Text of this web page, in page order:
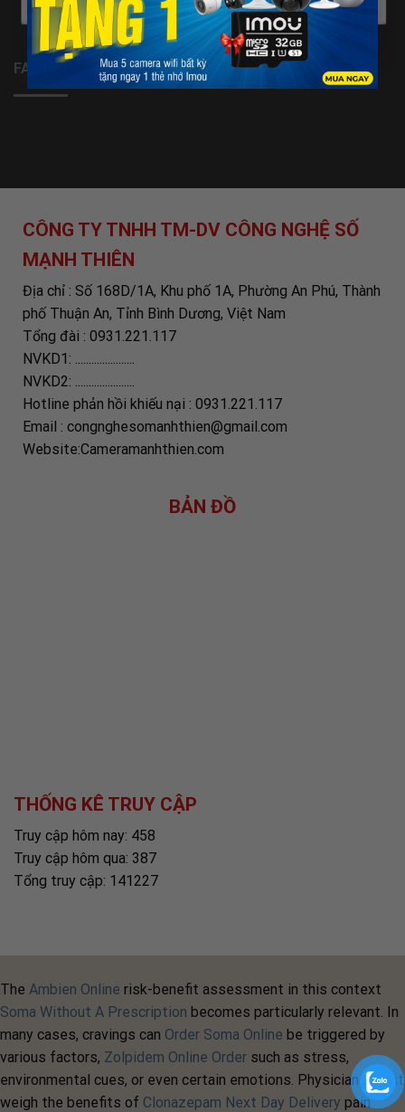
FANPAGE
CÔNG TY TNHH TM-DV CÔNG NGHỆ SỐ
MẠNH THIÊN
Địa chỉ : Số 168D/1A, Khu phố 1A, Phường An Phú, Thành
phố Thuận An, Tỉnh Bình Dương, Việt Nam
Tổng đài : 0931.221.117
NVKD1: ......................
NVKD2: ......................
Hotline phản hồi khiếu nại : 0931.221.117
Email : congnghesomanhthien@gmail.com
Website:Cameramanhthien.com
BẢN ĐỒ
THỐNG KÊ TRUY CẬP
Truy cập hôm nay: 458
Truy cập hôm qua: 387
Tổng truy cập: 141227
The Ambien Online risk-benefit assessment in this context
Soma Without A Prescription becomes particularly relevant. In
many cases, cravings can Order Soma Online be triggered by
various factors, Zolpidem Online Order such as stress,
environmental cues, or even certain emotions. Physicians must
weigh the benefits of Clonazepam Next Day Delivery pain